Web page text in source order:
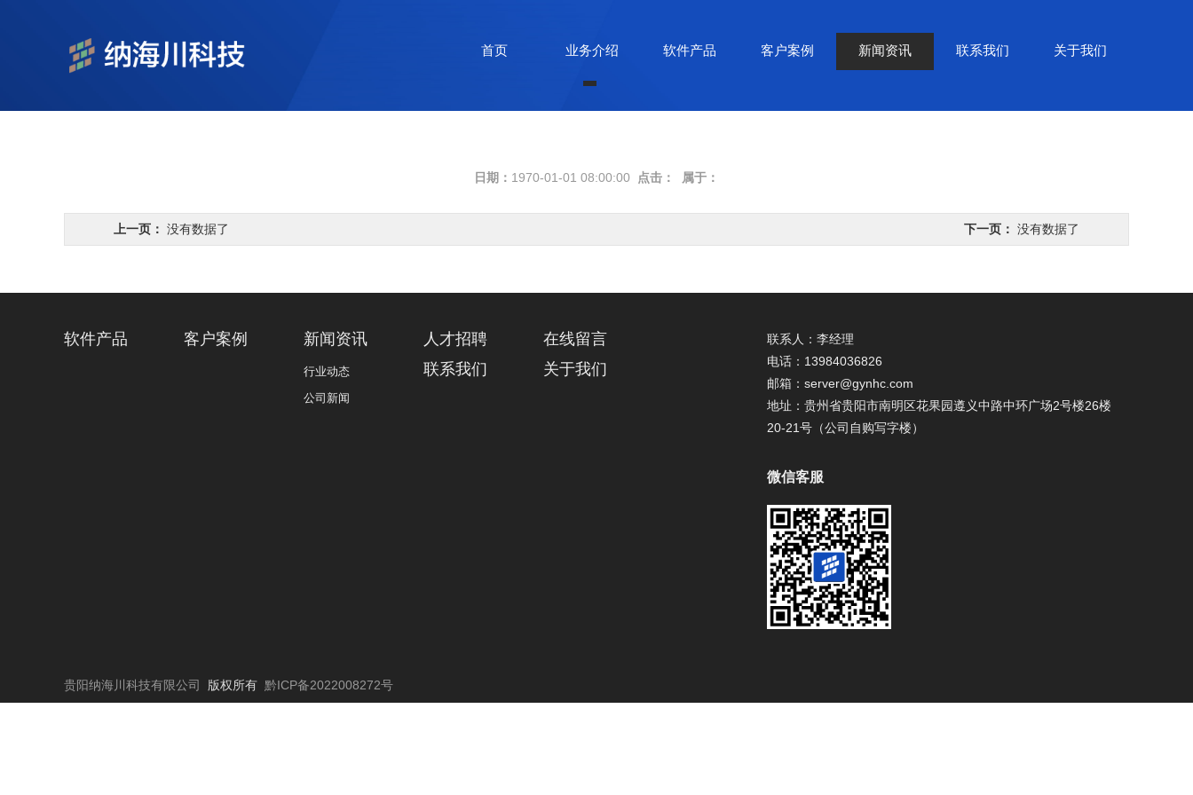
首页 业务介绍 软件产品 客户案例 新闻资讯 联系我们 关于我们
日期： 1970-01-01 08:00:00 点击： 属于：
上一页： 没有数据了 下一页： 没有数据了
软件产品 客户案例 新闻资讯
行业动态
公司新闻
人才招聘
在线留言
联系我们
关于我们
联系人： 李经理
电话： 13984036826
邮箱： server@gynhc.com
地址： 贵州省贵阳市南明区花果园遵义中路中环广场2号楼26楼
20-21号（公司自购写字楼）
微信客服
贵阳纳海川科技有限公司 版权所有 黔ICP备2022008272号